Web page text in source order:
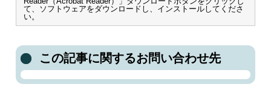
て、ソフトウェアをダウンロードし、インストールしてくださ
い。
この記事に関するお問い合わせ先